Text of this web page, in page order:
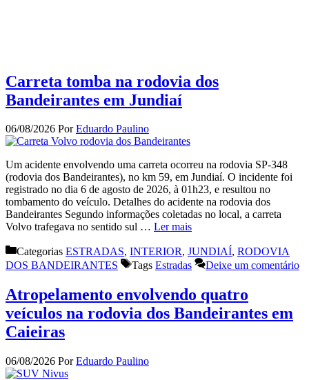
Carreta tomba na rodovia dos
Bandeirantes em Jundiaí
06/08/2026 PorEduardo Paulino
Um acidente envolvendo uma carreta ocorreu na rodovia SP-348
(rodovia dos Bandeirantes), no km 59, em Jundiaí. O incidente foi
registrado no dia 6 de agosto de 2026, à 01h23, e resultou no
tombamento do veículo. Detalhes do acidente na rodovia dos
Bandeirantes Segundo informações coletadas no local, a carreta
Volvo trafegava no sentido sul … Ler mais
Categorias ESTRADAS, INTERIOR, JUNDIAÍ, RODOVIA
DOS BANDEIRANTES
Tags Estradas Deixe um comentário
Atropelamento envolvendo quatro
veículos na rodovia dos Bandeirantes em
Caieiras
06/08/2026 PorEduardo Paulino